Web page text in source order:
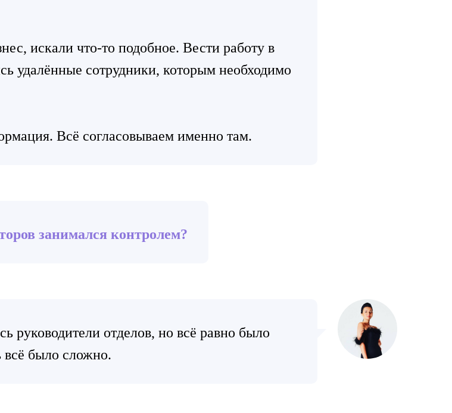
искали что-то подобное. Вести работу в
удалённые сотрудники, которым необходимо
Всё согласовываем именно там.
занимался контролем?
руководители отделов, но всё равно было
всё было сложно.